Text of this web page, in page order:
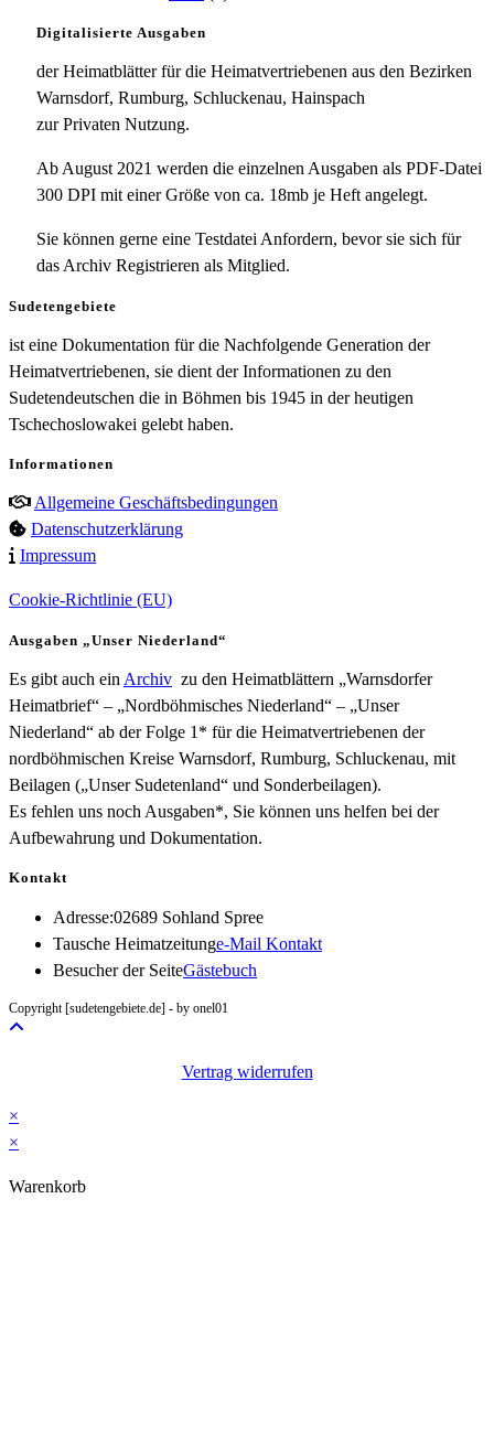
Digitalisierte Ausgaben
der Heimatblätter für die Heimatvertriebenen aus den Bezirken
Warnsdorf, Rumburg, Schluckenau, Hainspach
zur Privaten Nutzung.
Ab August 2021 werden die einzelnen Ausgaben als PDF-Datei
300 DPI mit einer Größe von ca. 18mb je Heft angelegt.
Sie können gerne eine Testdatei Anfordern, bevor sie sich für
das Archiv Registrieren als Mitglied.
Sudetengebiete
ist eine Dokumentation für die Nachfolgende Generation der
Heimatvertriebenen, sie dient der Informationen zu den
Sudetendeutschen die in Böhmen bis 1945 in der heutigen
Tschechoslowakei gelebt haben.
Informationen
Allgemeine Geschäftsbedingungen
Datenschutzerklärung
Impressum
Cookie-Richtlinie (EU)
Ausgaben „Unser Niederland“
Es gibt auch ein Archiv zu den Heimatblättern „Warnsdorfer
Heimatbrief“ – „Nordböhmisches Niederland“ – „Unser
Niederland“ ab der Folge 1* für die Heimatvertriebenen der
nordböhmischen Kreise Warnsdorf, Rumburg, Schluckenau, mit
Beilagen („Unser Sudetenland“ und Sonderbeilagen).
Es fehlen uns noch Ausgaben*, Sie können uns helfen bei der
Aufbewahrung und Dokumentation.
Kontakt
Adresse:02689 Sohland Spree
Tausche Heimatzeitunge-Mail KontaktOpens
Besucher der SeiteGästebuch
Copyright [sudetengebiete.de] - by onel01
Vertrag widerrufen
×
×
Warenkorb